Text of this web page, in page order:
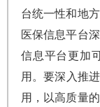
台统一性和地
医保信息平台
信息平台更加
用。要深入推
用，以高质量